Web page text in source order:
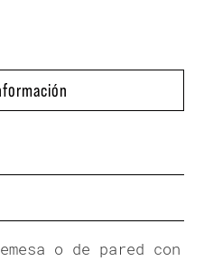
o de pared con